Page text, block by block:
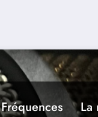
Fréquences La